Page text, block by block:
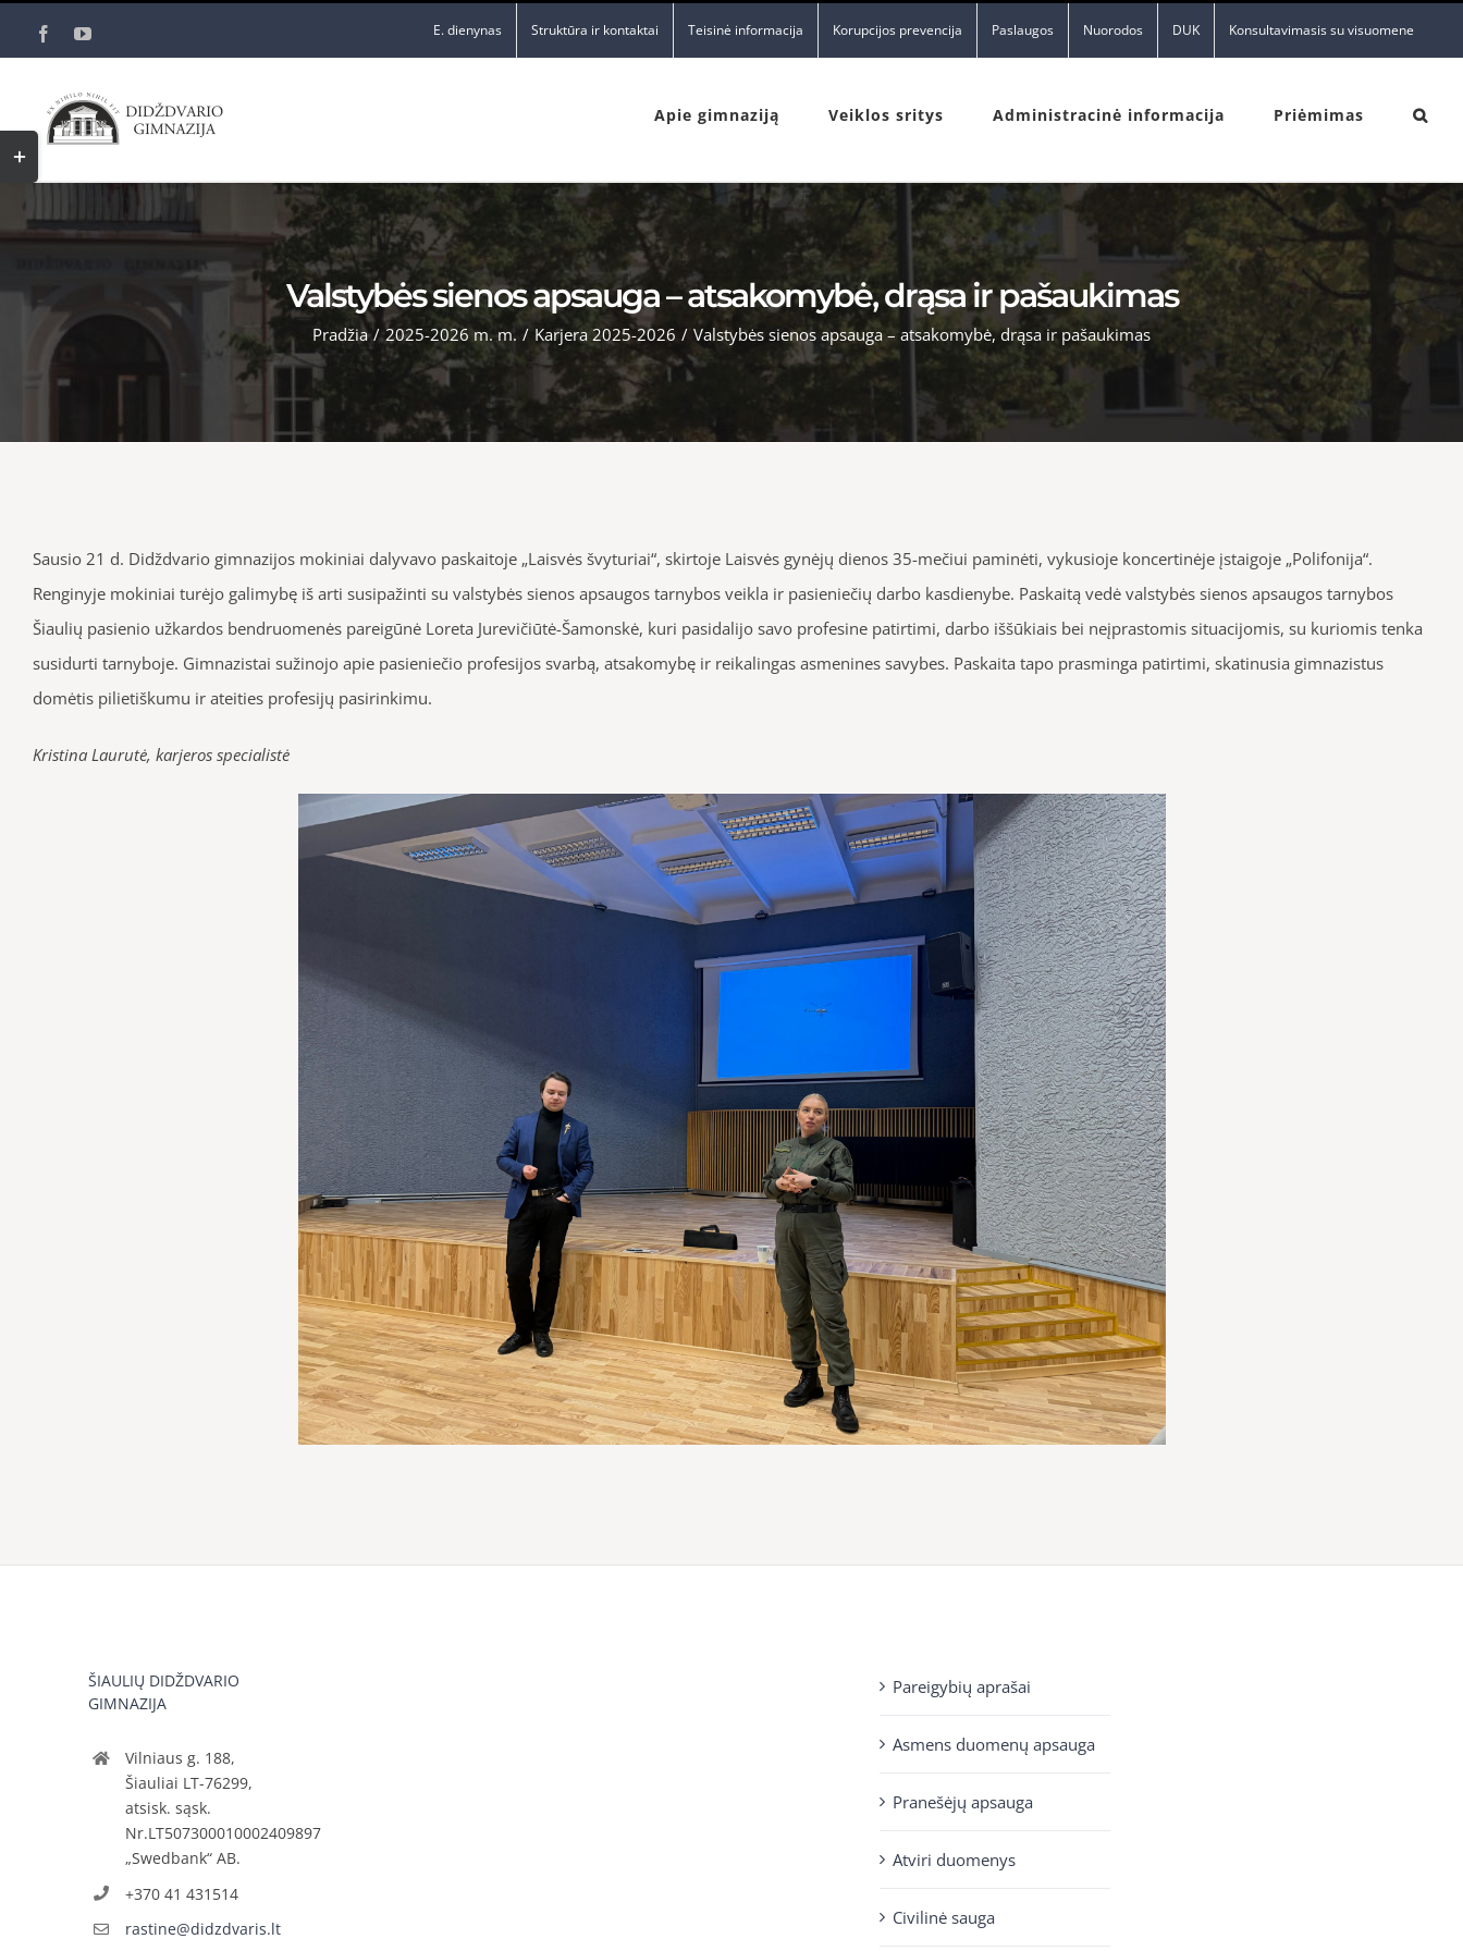
FacebookYouTube E. dienynas Struktūra ir kontaktai Teisinė informacija Korupcijos prevencija Paslaugos Nuorodos DUK Konsultavimasis su visuomene
Apie gimnaziją Veiklos sritys Administracinė informacija Priėmimas
Valstybės sienos apsauga – atsakomybė, drąsa ir pašaukimas
Pradžia / 2025-2026 m. m. / Karjera 2025-2026 / Valstybės sienos apsauga – atsakomybė, drąsa ir pašaukimas
Sausio 21 d. Didždvario gimnazijos mokiniai dalyvavo paskaitoje „Laisvės švyturiai“, skirtoje Laisvės gynėjų dienos 35-mečiui paminėti, vykusioje koncertinėje įstaigoje „Polifonija“.
Renginyje mokiniai turėjo galimybę iš arti susipažinti su valstybės sienos apsaugos tarnybos veikla ir pasieniečių darbo kasdienybe. Paskaitą vedė valstybės sienos apsaugos tarnybos
Šiaulių pasienio užkardos bendruomenės pareigūnė Loreta Jurevičiūtė-Šamonskė, kuri pasidalijo savo profesine patirtimi, darbo iššūkiais bei neįprastomis situacijomis, su kuriomis tenka
susidurti tarnyboje. Gimnazistai sužinojo apie pasieniečio profesijos svarbą, atsakomybę ir reikalingas asmenines savybes. Paskaita tapo prasminga patirtimi, skatinusia gimnazistus
domėtis pilietiškumu ir ateities profesijų pasirinkimu.
Kristina Laurutė, karjeros specialistė
ŠIAULIŲ DIDŽDVARIO
GIMNAZIJA
Vilniaus g. 188,
Šiauliai LT-76299,
atsisk. sąsk.
Nr.LT507300010002409897
„Swedbank“ AB.
+370 41 431514
rastine@didzdvaris.lt
Pareigybių aprašai
Asmens duomenų apsauga
Pranešėjų apsauga
Atviri duomenys
Civilinė sauga
Toggle
Sliding